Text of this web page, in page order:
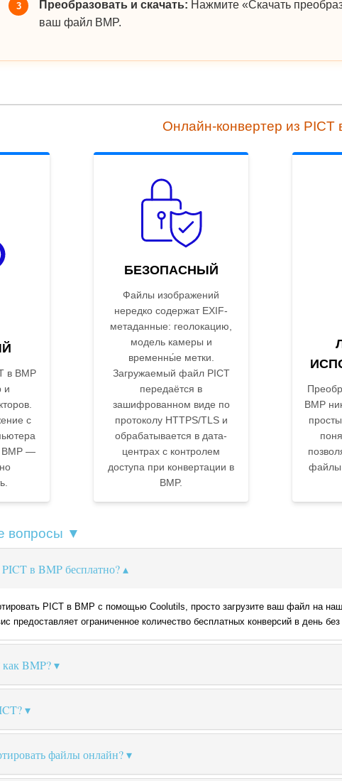
3 Преобразовать и скачать: Нажмите «Скачать
ваш файл BMP.
Онлайн-конвертер из PICT
в BMP
и
с
BMP —
БЕЗОПАСНЫЙ
Файлы изображений
нередко содержат EXIF-
метаданные: геолокацию,
модель камеры и
временны́е метки.
Загружаемый файл PICT
передаётся в
зашифрованном виде по
протоколу HTTPS/TLS и
обрабатывается в дата-
центрах с контролем
доступа при конвертации в
BMP.
BMP
файлы
вопросы ▼
в BMP бесплатно?
PICT в BMP с помощью Coolutils, просто загрузите ваш файл на
предоставляет ограниченное количество бесплатных конверсий в день без
BMP?
файлы онлайн?